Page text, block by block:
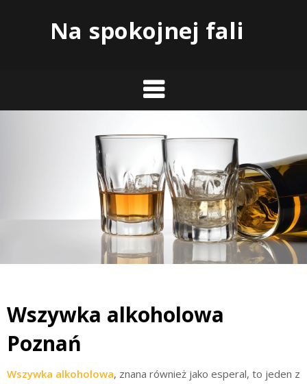
Na spokojnej fali
Wszywka alkoholowa
Poznań
Wszywka alkoholowa, znana również jako esperal, to jeden z